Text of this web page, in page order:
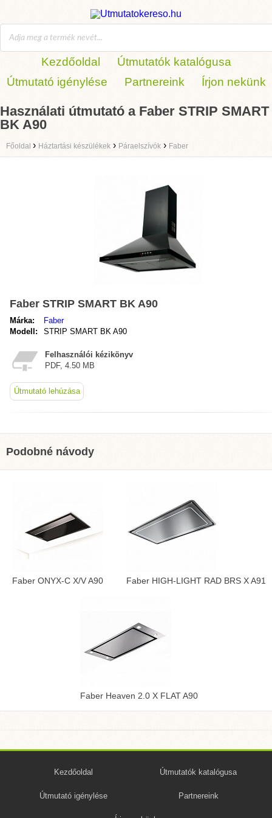
Kezdőoldal
Útmutatók katalógusa
Útmutató igénylése
Partnereink Írjon nekünk
Használati útmutató a Faber STRIP SMART
BK A90
Főoldal › Háztartási készülékek › Páraelszívók › Faber
Faber STRIP SMART BK A90
Márka:
Faber
Modell:
STRIP SMART BK A90
Felhasználói kézikönyv
PDF, 4.50 MB
Útmutató lehúzása
Podobné návody
Faber ONYX-C X/V A90 Faber HIGH-LIGHT RAD BRS X A91
Faber Heaven 2.0 X FLAT A90
Kezdőoldal Útmutatók katalógusa
Útmutató igénylése Partnereink